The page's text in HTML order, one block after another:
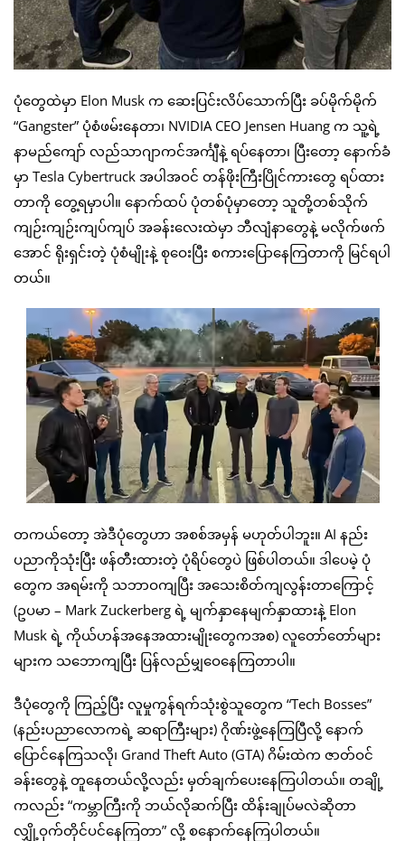
ပုံတွေထဲမှာ Elon Musk က ဆေးပြင်းလိပ်သောက်ပြီး ခပ်မိုက်မိုက်
“Gangster” ပုံစံဖမ်းနေတာ၊ NVIDIA CEO Jensen Huang က သူ့ရဲ့
နာမည်ကျော် လည်သာဂျာကင်အင်္ကျီနဲ့ ရပ်နေတာ၊ ပြီးတော့ နောက်ခံ
မှာ Tesla Cybertruck အပါအဝင် တန်ဖိုးကြီးပြိုင်ကားတွေ ရပ်ထား
တာကို တွေ့ရမှာပါ။ နောက်ထပ် ပုံတစ်ပုံမှာတော့ သူတို့တစ်သိုက်
ကျဉ်းကျဉ်းကျပ်ကျပ် အခန်းလေးထဲမှာ ဘီလျံနာတွေနဲ့ မလိုက်ဖက်
အောင် ရိုးရှင်းတဲ့ ပုံစံမျိုးနဲ့ စုဝေးပြီး စကားပြောနေကြတာကို မြင်ရပါ
တယ်။
တကယ်တော့ အဲဒီပုံတွေဟာ အစစ်အမှန် မဟုတ်ပါဘူး။ AI နည်း
ပညာကိုသုံးပြီး ဖန်တီးထားတဲ့ ပုံရိပ်တွေပဲ ဖြစ်ပါတယ်။ ဒါပေမဲ့ ပုံ
တွေက အရမ်းကို သဘာဝကျပြီး အသေးစိတ်ကျလွန်းတာကြောင့်
(ဥပမာ – Mark Zuckerberg ရဲ့ မျက်နှာနေမျက်နှာထားနဲ့ Elon
Musk ရဲ့ ကိုယ်ဟန်အနေအထားမျိုးတွေကအစ) လူတော်တော်များ
များက သဘောကျပြီး ပြန်လည်မျှဝေနေကြတာပါ။
ဒီပုံတွေကို ကြည့်ပြီး လူမှုကွန်ရက်သုံးစွဲသူတွေက “Tech Bosses”
(နည်းပညာလောကရဲ့ ဆရာကြီးများ) ဂိုဏ်းဖွဲ့နေကြပြီလို့ နောက်
ပြောင်နေကြသလို၊ Grand Theft Auto (GTA) ဂိမ်းထဲက ဇာတ်ဝင်
ခန်းတွေနဲ့ တူနေတယ်လို့လည်း မှတ်ချက်ပေးနေကြပါတယ်။ တချို့
ကလည်း “ကမ္ဘာကြီးကို ဘယ်လိုဆက်ပြီး ထိန်းချုပ်မလဲဆိုတာ
လျှို့ဝှက်တိုင်ပင်နေကြတာ” လို့ စနောက်နေကြပါတယ်။